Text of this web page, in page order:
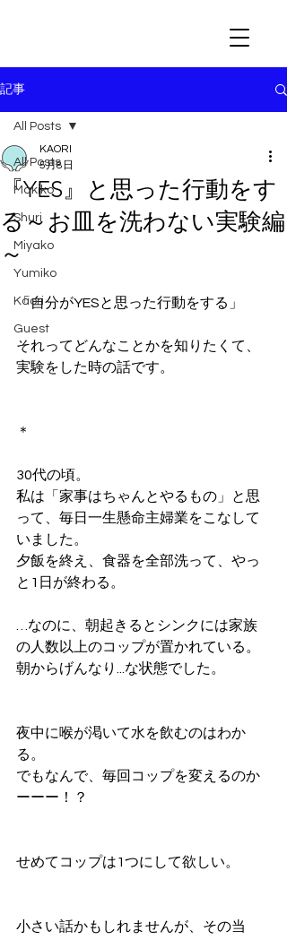
記事
All Posts
Makiko
Shuri
Miyako
Yumiko
Kaori
Guest
All Posts
『YES』と思った行動をす
る～お皿を洗わない実験編
～
KAORI
5月8日
「自分がYESと思った行動をする」
それってどんなことかを知りたくて、
実験をした時の話です。
＊
30代の頃。
私は「家事はちゃんとやるもの」と思
って、毎日一生懸命主婦業をこなして
いました。
夕飯を終え、食器を全部洗って、やっ
と1日が終わる。
…なのに、朝起きるとシンクには家族
の人数以上のコップが置かれている。
朝からげんなり...な状態でした。
夜中に喉が渇いて水を飲むのはわか
る。
でもなんで、毎回コップを変えるのか
ーーー！？
せめてコップは1つにして欲しい。
小さい話かもしれませんが、その当